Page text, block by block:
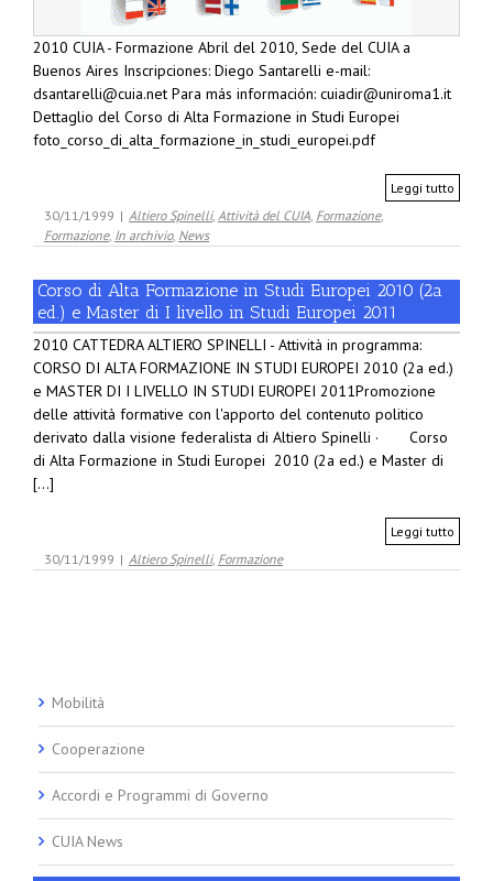
2010 CUIA - Formazione Abril del 2010, Sede del CUIA a
Buenos Aires Inscripciones: Diego Santarelli e-mail:
dsantarelli@cuia.net Para más información: cuiadir@uniroma1.it
Dettaglio del Corso di Alta Formazione in Studi Europei
foto_corso_di_alta_formazione_in_studi_europei.pdf
Leggi tutto
30/11/1999 | Altiero Spinelli, Attività del CUIA, Formazione,
Formazione, In archivio, News
Corso di Alta Formazione in Studi Europei 2010 (2a
ed.) e Master di I livello in Studi Europei 2011
2010 CATTEDRA ALTIERO SPINELLI - Attività in programma:
CORSO DI ALTA FORMAZIONE IN STUDI EUROPEI 2010 (2a ed.)
e MASTER DI I LIVELLO IN STUDI EUROPEI 2011Promozione
delle attività formative con l'apporto del contenuto politico
derivato dalla visione federalista di Altiero Spinelli · Corso
di Alta Formazione in Studi Europei 2010 (2a ed.) e Master di
[...]
Leggi tutto
30/11/1999 | Altiero Spinelli, Formazione
Mobilità
Cooperazione
Accordi e Programmi di Governo
CUIA News